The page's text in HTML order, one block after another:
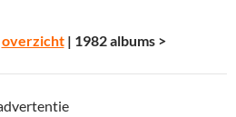
overzicht| 1982 albums >